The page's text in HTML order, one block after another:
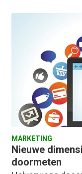
MARKETING
Nieuwe
doormeten